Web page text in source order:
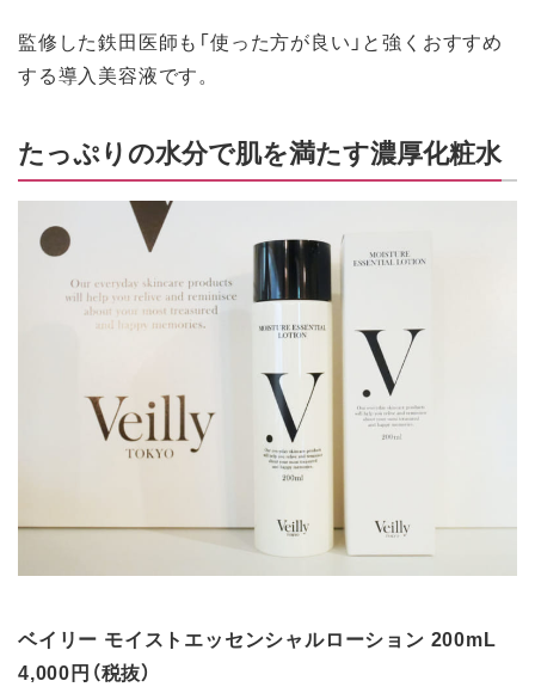
監修した鉄田医師も「使った方が良い」と強くおすすめ
する導入美容液です。
たっぷりの水分で肌を満たす濃厚化粧水
ベイリー モイストエッセンシャルローション 200mL
4,000円（税抜）